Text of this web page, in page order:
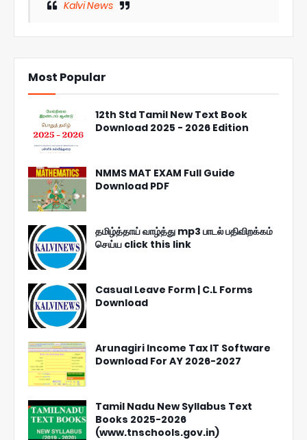
Kalvi News
Most Popular
12th Std Tamil New Text Book
Download 2025 - 2026 Edition
NMMS MAT EXAM Full Guide
Download PDF
தமிழ்த்தாய் வாழ்த்து mp3 பாடல் பதிவிறக்கம்
செய்ய click this link
Casual Leave Form | C.L Forms
Download
Arunagiri Income Tax IT Software
Download For AY 2026-2027
Tamil Nadu New Syllabus Text
Books 2025-2026
(www.tnschools.gov.in)